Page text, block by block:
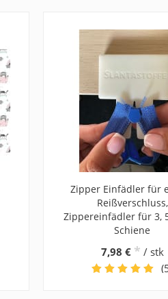
Zipper Einfädler für
Reißverschluss,
Zippereinfädler für 3,
Schiene
7,98 € * / stk